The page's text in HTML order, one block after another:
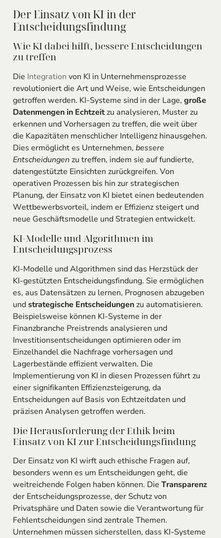
Der Einsatz von KI in der
Entscheidungsfindung
Wie KI dabei hilft, bessere Entscheidungen
zu treffen
Die Integration von KI in Unternehmensprozesse
revolutioniert die Art und Weise, wie Entscheidungen
getroffen werden. KI-Systeme sind in der Lage, große
Datenmengen in Echtzeitzu analysieren, Muster zu
erkennen und Vorhersagen zu treffen, die weit über
die Kapazitäten menschlicher Intelligenz hinausgehen.
Dies ermöglicht es Unternehmen, bessere
Entscheidungenzu treffen, indem sie auf fundierte,
datengestützte Einsichten zurückgreifen. Von
operativen Prozessen bis hin zur strategischen
Planung, der Einsatz von KI bietet einen bedeutenden
Wettbewerbsvorteil, indem er Effizienz steigert und
neue Geschäftsmodelle und Strategien entwickelt.
KI-Modelle und Algorithmen im
Entscheidungsprozess
KI-Modelle und Algorithmen sind das Herzstück der
KI-gestützten Entscheidungsfindung. Sie ermöglichen
es, aus Datensätzen zu lernen, Prognosen abzugeben
undstrategische Entscheidungenzu automatisieren.
Beispielsweise können KI-Systeme in der
Finanzbranche Preistrends analysieren und
Investitionsentscheidungen optimieren oder im
Einzelhandel die Nachfrage vorhersagen und
Lagerbestände effizient verwalten. Die
Implementierung von KI in diesen Prozessen führt zu
einer signifikanten Effizienzsteigerung, da
Entscheidungen auf Basis von Echtzeitdaten und
präzisen Analysen getroffen werden.
Die Herausforderung der Ethik beim
Einsatz von KI zur Entscheidungsfindung
Der Einsatz von KI wirft auch ethische Fragen auf,
besonders wenn es um Entscheidungen geht, die
weitreichende Folgen haben können. Die Transparenz
der Entscheidungsprozesse, der Schutz von
Privatsphäre und Daten sowie die Verantwortung für
Fehlentscheidungen sind zentrale Themen.
Unternehmen müssen sicherstellen, dass KI-Systeme